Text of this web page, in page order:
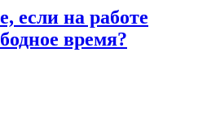
если на работе
время?